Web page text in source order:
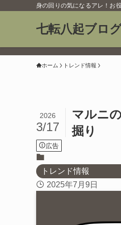
身の回りの気になるアレ！お
七転八起ブロ
ホーム トレンド情報
マルニ
掘り
2026
3/17
広告
トレンド情報
2025年7月9日